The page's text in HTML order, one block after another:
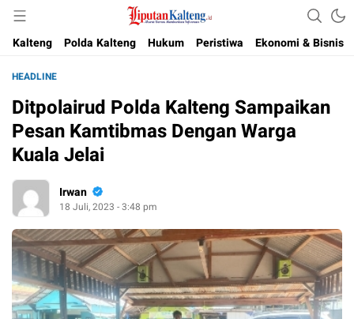
Liputan Kalteng
Akurat, Terpercaya & Independent
Kalteng
Polda Kalteng Hukum Peristiwa Ekonomi & Bisnis
HEADLINE
Ditpolairud Polda Kalteng Sampaikan
Pesan Kamtibmas Dengan Warga
Kuala Jelai
Irwan
18 Juli, 2023 - 3:48 pm